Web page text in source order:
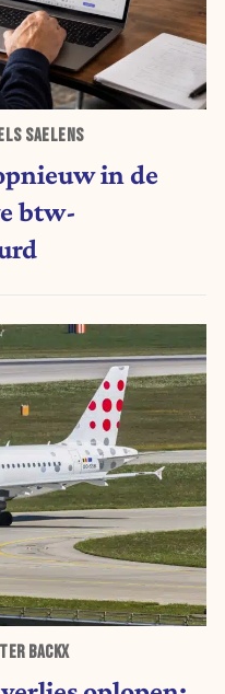
SAELENS
in de
btw-
BACKX